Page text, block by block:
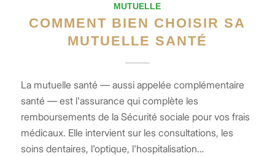
MUTUELLE
COMMENT BIEN CHOISIR SA
MUTUELLE SANTÉ
La mutuelle santé — aussi appelée complémentaire
santé — est l'assurance qui complète les
remboursements de la Sécurité sociale pour vos frais
médicaux. Elle intervient sur les consultations, les
soins dentaires, l'optique, l'hospitalisation…